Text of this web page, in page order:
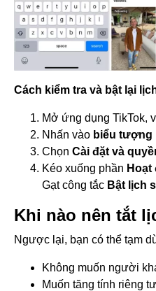
Cách kiểm tra và bật lại
Mở ứng dụng TikTok,
Nhấn vào biểu tượng
Chọn Cài đặt và
Kéo xuống phần Hoạt
Gạt công tắc Bật lịch
Khi nào nên tắt
Ngược lại, bạn có thể tạm
Không muốn người
Muốn tăng tính riêng